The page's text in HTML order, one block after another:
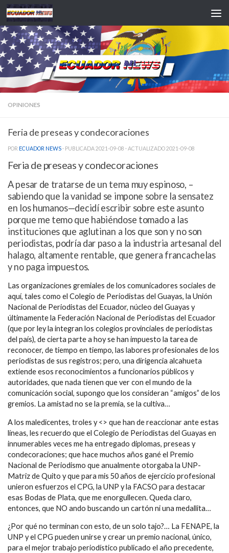
Saltar al contenido
OPINIONES
Feria de preseas y condecoraciones
POR ECUADOR NEWS · PUBLICADA2021-09-08 · ACTUALIZADO2021-09-08
Feria de preseas y condecoraciones
A pesar de tratarse de un tema muy espinoso, –
sabiendo que la vanidad se impone sobre la sensatez
en los humanos—decidí escribir sobre este asunto
porque me temo que habiéndose tomado a las
instituciones que aglutinan a los que son y no son
periodistas, podría dar paso a la industria artesanal del
halago, altamente rentable, que genera francachelas
y no paga impuestos.
Las organizaciones gremiales de los comunicadores sociales de
aquí, tales como el Colegio de Periodistas del Guayas, la Unión
Nacional de Periodistas del Ecuador, núcleo del Guayas y
últimamente la Federación Nacional de Periodistas del Ecuador
(que por ley la integran los colegios provinciales de periodistas
del país), de cierta parte a hoy se han impuesto la tarea de
reconocer, de tiempo en tiempo, las labores profesionales de los
periodistas de sus registros; pero, una dirigencia alcahueta
extiende esos reconocimientos a funcionarios públicos y
autoridades, que nada tienen que ver con el mundo de la
comunicación social, supongo que los consideran “amigos” de los
gremios. La amistad no se la premia, se la cultiva…
A los maledicentes, troles y <> que han de reaccionar ante estas
líneas, les recuerdo que el Colegio de Periodistas del Guayas en
innumerables veces me ha entregado diplomas, preseas y
condecoraciones; que hace muchos años gané el Premio
Nacional de Periodismo que anualmente otorgaba la UNP-
Matriz de Quito y que para mis 50 años de ejercicio profesional
unieron esfuerzos el CPG, la UNP y la FACSO para destacar
esas Bodas de Plata, que me enorgullecen. Queda claro,
entonces, que NO ando buscando un cartón ni una medallita…
¿Por qué no terminan con esto, de un solo tajo?… La FENAPE, la
UNP y el CPG pueden unirse y crear un premio nacional, único,
para el mejor trabajo periodístico publicado el año precedente,